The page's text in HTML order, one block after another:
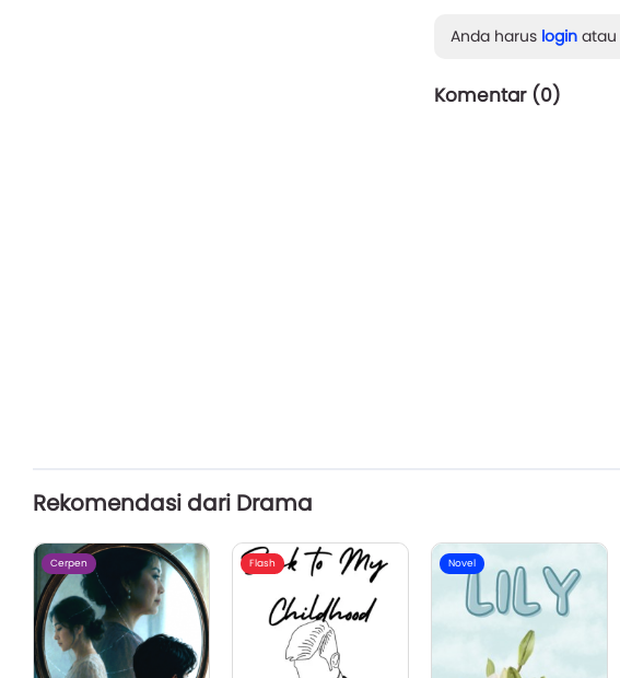
Anda harus login atau
Komentar (0)
Rekomendasi dari Drama
Cerpen Flash Novel